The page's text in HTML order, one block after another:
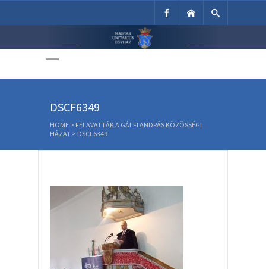
Unitárius Egyház
DSCF6349
HOME > FELAVATTÁK A GÁLFI ANDRÁS KÖZÖSSÉGI
HÁZAT > DSCF6349